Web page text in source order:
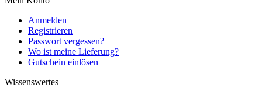
Anmelden
Registrieren
Passwort vergessen?
Wo ist meine Lieferung?
Gutschein einlösen
Wissenswertes